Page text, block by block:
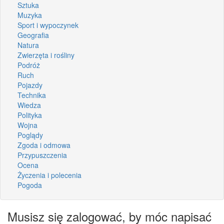
Sztuka
Muzyka
Sport i wypoczynek
Geografia
Natura
Zwierzęta i rośliny
Podróż
Ruch
Pojazdy
Technika
Wiedza
Polityka
Wojna
Poglądy
Zgoda i odmowa
Przypuszczenia
Ocena
Życzenia i polecenia
Pogoda
Musisz się zalogować, by móc napisać